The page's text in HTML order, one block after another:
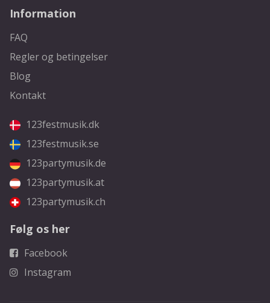
Information
FAQ
Regler og betingelser
Blog
Kontakt
123festmusik.dk
123festmusik.se
123partymusik.de
123partymusik.at
123partymusik.ch
Følg os her
Facebook
Instagram